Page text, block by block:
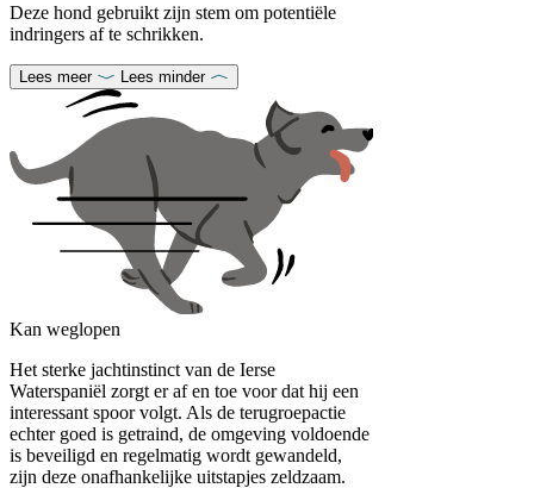
Deze hond gebruikt zijn stem om potentiële
indringers af te schrikken.
Lees meer Lees minder
Kan weglopen
Het sterke jachtinstinct van de Ierse
Waterspaniël zorgt er af en toe voor dat hij een
interessant spoor volgt. Als de terugroepactie
echter goed is getraind, de omgeving voldoende
is beveiligd en regelmatig wordt gewandeld,
zijn deze onafhankelijke uitstapjes zeldzaam.